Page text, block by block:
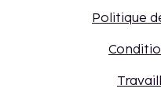
Politique